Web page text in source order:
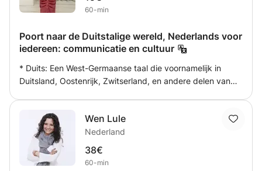
Voor jou bied ik de cursus 'Spellen met een D of een T ?'
spellen met een D of een T. Dit doen we voor schrijven in
de tegenwoordige tijd en schrijven in de verleden tijd. Als
je deze cursus hebt gevolgd, behoren d-en-t-fouten voor
jou tot de verleden tijd!
60-min
Poort naar de Duitstalige wereld, Nederlands voor
iedereen: communicatie en cultuur
* Duits: Een West-Germaanse taal die voornamelijk in
Duitsland, Oostenrijk, Zwitserland, en andere delen van
deze regio's. * Nederlands: Een andere West-Germaanse
taal, gesproken in Nederland, België (Vlaanderen),
Suriname, en de Nederlandse Antillen. Het is de taal van
bekende kunstenaars, innovatieve denkers en een diverse
Wen Lule
Nederland
38€
60-min